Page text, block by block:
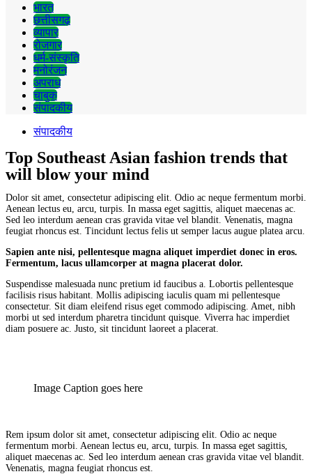
भारत
छत्तीसगढ़
व्यापार
रोजगार
धर्म-संस्कृति
मनोरंजन
अपराध
चाबुक
संपादकीय
संपादकीय
Top Southeast Asian fashion trends that
will blow your mind
Dolor sit amet, consectetur adipiscing elit. Odio ac neque fermentum morbi.
Aenean lectus eu, arcu, turpis. In massa eget sagittis, aliquet maecenas ac.
Sed leo interdum aenean cras gravida vitae vel blandit. Venenatis, magna
feugiat rhoncus est. Tincidunt lectus felis ut semper lacus augue platea arcu.
Sapien ante nisi, pellentesque magna aliquet imperdiet donec in eros.
Fermentum, lacus ullamcorper at magna placerat dolor.
Suspendisse malesuada nunc pretium id faucibus a. Lobortis pellentesque
facilisis risus habitant. Mollis adipiscing iaculis quam mi pellentesque
consectetur. Sit diam eleifend risus eget commodo adipiscing. Amet, nibh
morbi ut sed interdum pharetra tincidunt quisque. Viverra hac imperdiet
diam posuere ac. Justo, sit tincidunt laoreet a placerat.
Image Caption goes here
Rem ipsum dolor sit amet, consectetur adipiscing elit. Odio ac neque
fermentum morbi. Aenean lectus eu, arcu, turpis. In massa eget sagittis,
aliquet maecenas ac. Sed leo interdum aenean cras gravida vitae vel blandit.
Venenatis, magna feugiat rhoncus est.